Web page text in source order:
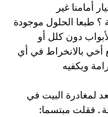
أمامنا غير
؟ طبعا الحلول موجودة
دون كلل أو
أخي بالانخراط في أي
ويكفيه
لمغادرة البيت في
. فقلت مبتسما: